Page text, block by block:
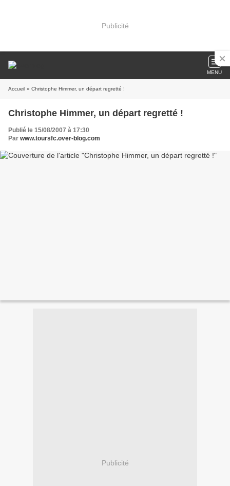
Publicité
MENU
Accueil » Christophe Himmer, un départ regretté !
Christophe Himmer, un départ regretté !
Publié le 15/08/2007 à 17:30
Par www.toursfc.over-blog.com
Publicité